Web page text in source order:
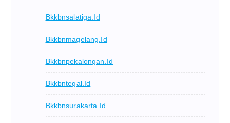
Bkkbnsalatiga.id
Bkkbnmagelang.id
Bkkbnpekalongan.id
Bkkbntegal.id
Bkkbnsurakarta.id